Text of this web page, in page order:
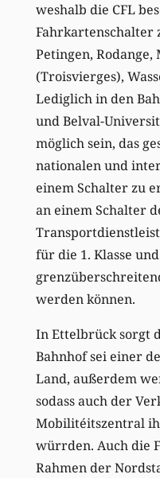
weshalb die CFL
Fahrkartenschalter
Petingen,
(Troisvierges),
Lediglich in den
und Belval-
möglich sein, das
nationalen und
einem Schalter zu
an einem Schalter
für die 1. Klasse
werden können.
In Ettelbrück sorgt
Bahnhof sei einer
Land, außerdem
sodass auch der
Mobilitéitszentral
würrden. Auch die
Rahmen der